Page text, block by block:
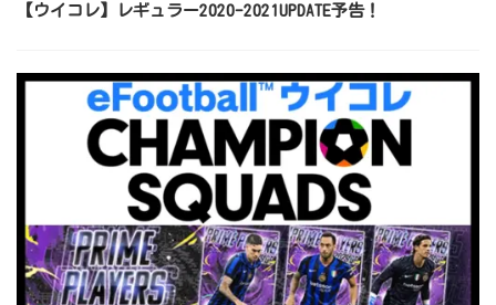
【ウイコレ】レギュラー2020-2021UPDATE予告！